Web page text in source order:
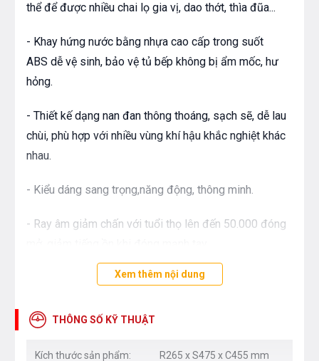
thể để được nhiều chai lọ gia vị, dao thớt, thìa đũa...
- Khay hứng nước bằng nhựa cao cấp trong suốt
ABS dễ vệ sinh, bảo vệ tủ bếp không bị ẩm mốc, hư
hỏng.
- Thiết kế dạng nan đan thông thoáng, sạch sẽ, dễ lau
chùi, phù hợp với nhiều vùng khí hậu khắc nghiệt khác
nhau.
- Kiểu dáng sang trọng,năng động, thông minh.
- Ray âm giảm chấn với tuổi thọ lên đến 50.000 đóng
- Giá để dao thớt có thể lắp đặt với tủ cánh mở hoặc
Xem thêm nội dung
THÔNG SỐ KỸ THUẬT
Kích thước sản phẩm: R265 x S475 x C455 mm